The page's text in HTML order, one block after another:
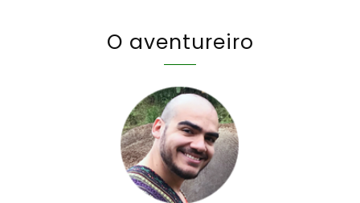
O aventureiro